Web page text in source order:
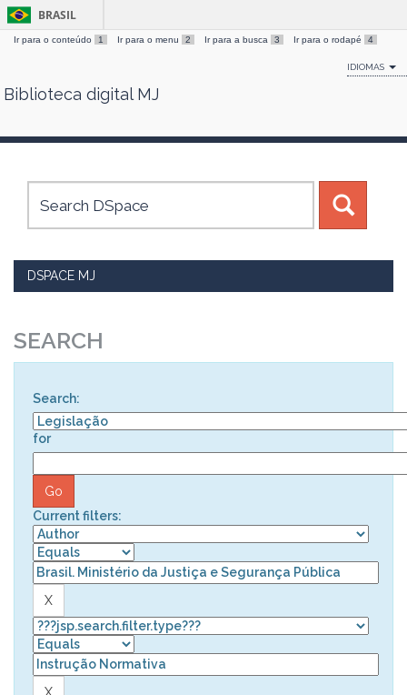
Skip
BRASIL
Ir para o conteúdo 1 Ir para o menu 2 Ir para a busca 3 Ir para o rodapé 4
IDIOMAS
Biblioteca digital MJ
DSPACE MJ
SEARCH
Search:
for
Current filters: